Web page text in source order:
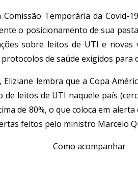
Temporária da
o posicionamento de sua
sobre leitos de UTI e
de saúde exigidos para
lembra que a Copa
de leitos de UTI naquele país
de 80%, o que coloca em
feitos pelo ministro Marcelo